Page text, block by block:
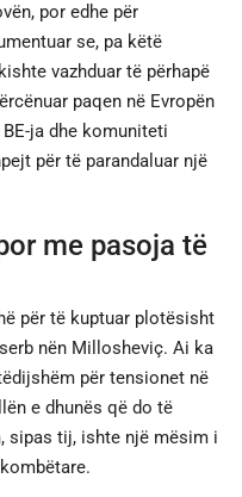
por edhe për
se, pa këtë
vazhduar të përhapë
paqen në Evropën
ja dhe komuniteti
për të parandaluar një
me pasoja të
për të kuptuar plotësisht
nën Millosheviç. Ai ka
për tensionet në
e dhunës që do të
sipas tij, ishte një mësim i